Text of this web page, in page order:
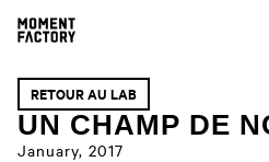
RETOUR AU LAB
UN CHAMP DE
January, 2017